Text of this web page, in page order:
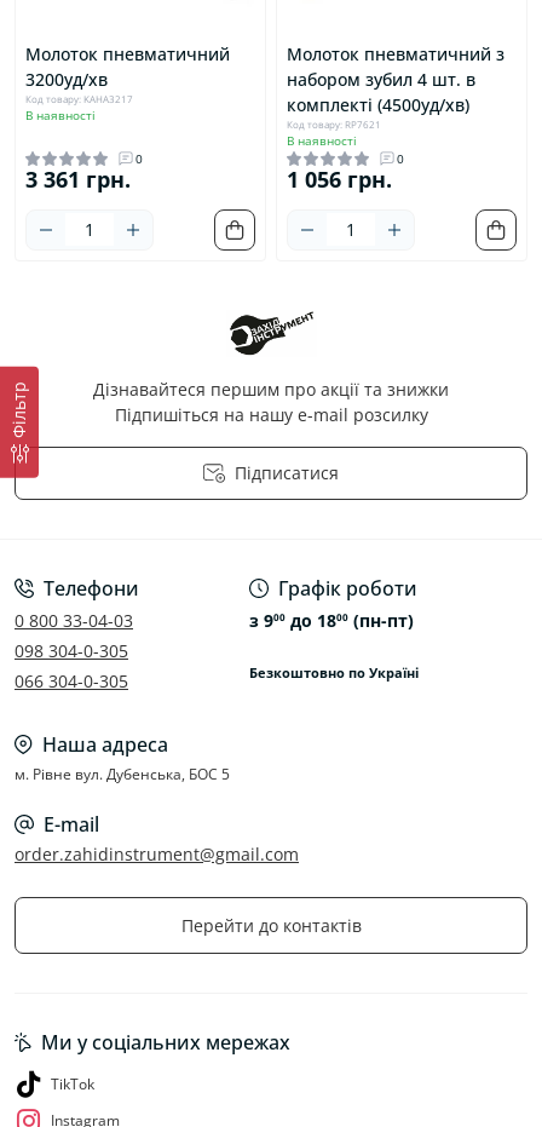
Фільтр
Молоток пневматичний
3200уд/хв
Код товару: KAHA3217
В наявності
0
3 361 грн.
Молоток пневматичний з
набором зубил 4 шт. в
комплекті (4500уд/хв)
Код товару: RP7621
В наявності
0
1 056 грн.
Дізнавайтеся першим про акції та знижки
Підпишіться на нашу e-mail розсилку
Підписатися
Телефони
0 800 33-04-03
098 304-0-305
066 304-0-305
Графік роботи
з 900до 1800(пн-пт)
Безкоштовно по Україні
Наша адреса
м. Рівне вул. Дубенська, БОС 5
E-mail
order.zahidinstrument@gmail.com
Перейти до контактів
Ми у соціальних мережах
TikTok
Instagram